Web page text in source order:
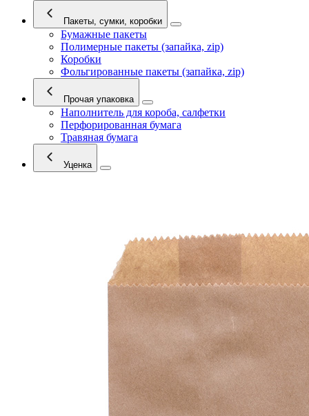
Пакеты, сумки, коробки
Бумажные пакеты
Полимерные пакеты (запайка, zip)
Коробки
Фольгированные пакеты (запайка, zip)
Прочая упаковка
Наполнитель для короба, салфетки
Перфорированная бумага
Травяная бумага
Уценка